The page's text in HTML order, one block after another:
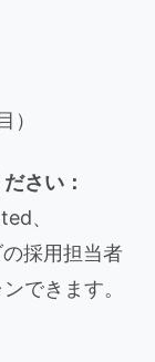
）
さい：
、
採用担当者
できます。